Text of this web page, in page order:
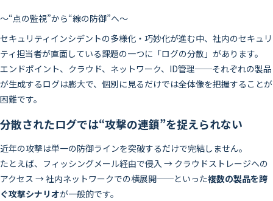
～“点の監視”から“線の防御”へ～
セキュリティインシデントの多様化・巧妙化が進む中、社内のセキュリ
ティ担当者が直面している課題の一つに「ログの分散」があります。
エンドポイント、クラウド、ネットワーク、ID管理──それぞれの製品
が生成するログは膨大で、個別に見るだけでは全体像を把握することが
困難です。
分散されたログでは“攻撃の連鎖”を捉えられない
近年の攻撃は単一の防御ラインを突破するだけで完結しません。
たとえば、フィッシングメール経由で侵入 → クラウドストレージへの
アクセス → 社内ネットワークでの横展開──といった複数の製品を跨
ぐ攻撃シナリオが一般的です。